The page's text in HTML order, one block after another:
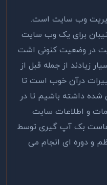
وب سایت است.
برای یک وب سایت
در وضعیت کنونی اشت
زیادند از جمله قبل از
درآن خوب است تا
شده داشته باشیم تا در
و اطلاعات سایت
بک آپ گیری توسط
و دوره ای انجام می